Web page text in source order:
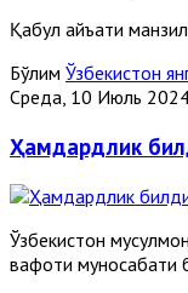
Қабул ҳайъати
Бўлим Ўзбекистон
Среда, 10 Июль
Ҳамдардлик
Ўзбекистон
вафоти муносабати